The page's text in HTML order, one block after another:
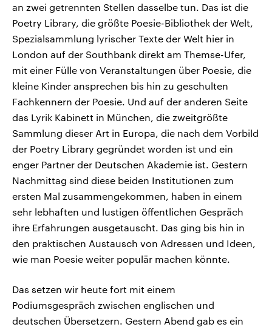
an zwei getrennten Stellen dasselbe tun. Das ist die
Poetry Library, die größte Poesie-Bibliothek der Welt,
Spezialsammlung lyrischer Texte der Welt hier in
London auf der Southbank direkt am Themse-Ufer,
mit einer Fülle von Veranstaltungen über Poesie, die
kleine Kinder ansprechen bis hin zu geschulten
Fachkennern der Poesie. Und auf der anderen Seite
das Lyrik Kabinett in München, die zweitgrößte
Sammlung dieser Art in Europa, die nach dem Vorbild
der Poetry Library gegründet worden ist und ein
enger Partner der Deutschen Akademie ist. Gestern
Nachmittag sind diese beiden Institutionen zum
ersten Mal zusammengekommen, haben in einem
sehr lebhaften und lustigen öffentlichen Gespräch
ihre Erfahrungen ausgetauscht. Das ging bis hin in
den praktischen Austausch von Adressen und Ideen,
wie man Poesie weiter populär machen könnte.
Das setzen wir heute fort mit einem
Podiumsgespräch zwischen englischen und
deutschen Übersetzern. Gestern Abend gab es ein